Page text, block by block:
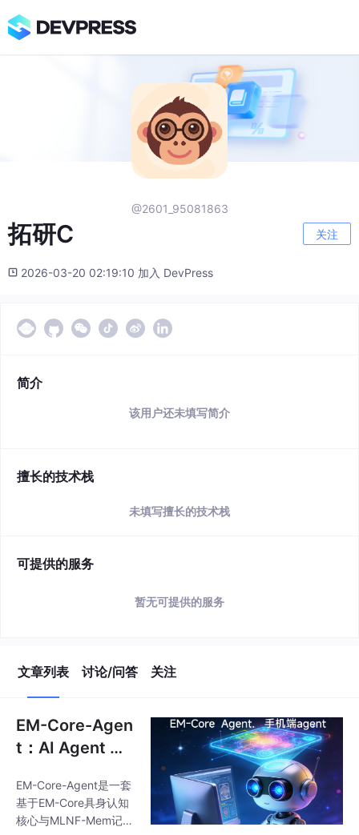
@2601_95081863
拓研C 关注
2026-03-20 02:19:10 加入 DevPress
简介
该用户还未填写简介
擅长的技术栈
未填写擅长的技术栈
可提供的服务
暂无可提供的服务
文章列表 讨论/问答 关注
EM-Core-Agen
t：AI Agent 具
——架构白皮书
V1.0
EM-Core-Agent是一套
基于EM-Core具身认知
核心与MLNF-Mem记忆